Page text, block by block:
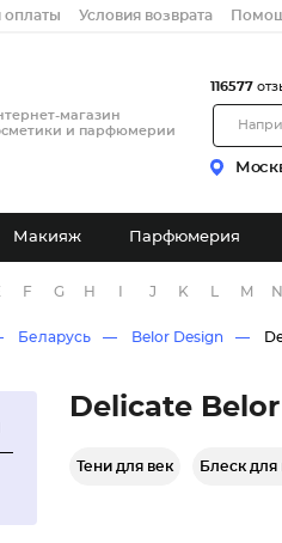
оплаты Условия возврата
магазин
и парфюмерии
116577
Макияж Парфюмерия
F G H J K M N
Беларусь Belor Design
Delicate
Тени для век Блеск для